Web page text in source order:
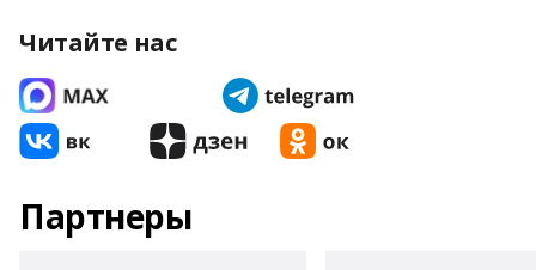
Читайте нас
Партнеры